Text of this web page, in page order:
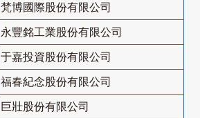
梵博國際股份有限公司
永豐銘工業股份有限公司
于嘉投資股份有限公司
福春紀念股份有限公司
巨壯股份有限公司